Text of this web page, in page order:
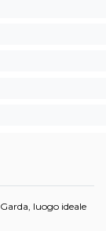
luogo ideale